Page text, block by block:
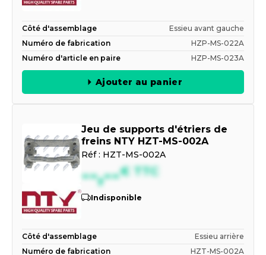
Côté d'assemblage
Essieu avant gauche
Numéro de fabrication
HZP-MS-022A
Numéro d'article en paire
HZP-MS-023A
Ajouter au panier
Jeu de supports d'étriers de
freins NTY HZT-MS-002A
Réf : HZT-MS-002A
--,--€ TTC
Indisponible
Côté d'assemblage
Essieu arrière
Numéro de fabrication
HZT-MS-002A